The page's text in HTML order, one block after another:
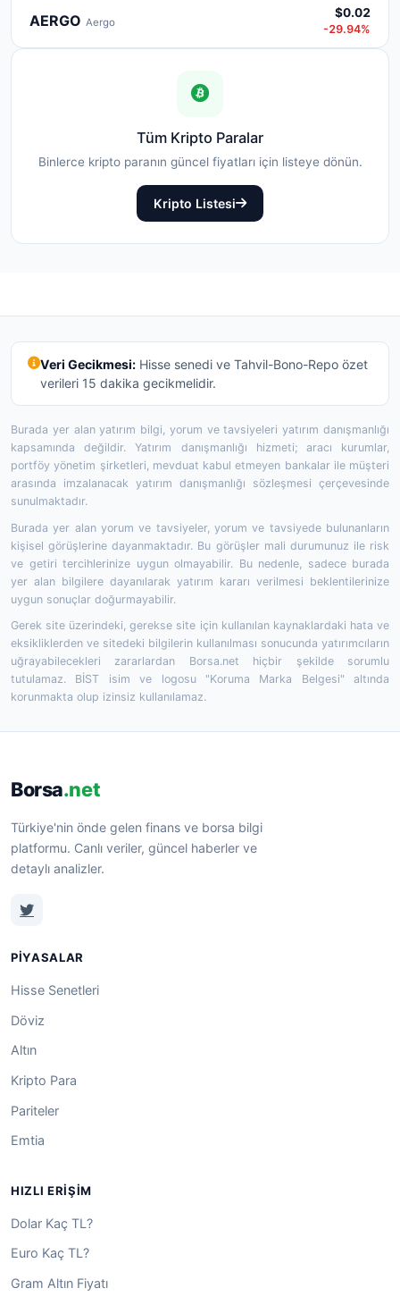
AERGO Aergo
$0.02
-29.94%
Tüm Kripto Paralar
Binlerce kripto paranın güncel fiyatları için listeye dönün.
Kripto Listesi
Veri Gecikmesi:Hisse senedi ve Tahvil-Bono-Repo özet
verileri 15 dakika gecikmelidir.
Burada yer alan yatırım bilgi, yorum ve tavsiyeleri yatırım danışmanlığı
kapsamında değildir. Yatırım danışmanlığı hizmeti; aracı kurumlar,
portföy yönetim şirketleri, mevduat kabul etmeyen bankalar ile müşteri
arasında imzalanacak yatırım danışmanlığı sözleşmesi çerçevesinde
sunulmaktadır.
Burada yer alan yorum ve tavsiyeler, yorum ve tavsiyede bulunanların
kişisel görüşlerine dayanmaktadır. Bu görüşler mali durumunuz ile risk
ve getiri tercihlerinize uygun olmayabilir. Bu nedenle, sadece burada
yer alan bilgilere dayanılarak yatırım kararı verilmesi beklentilerinize
uygun sonuçlar doğurmayabilir.
Gerek site üzerindeki, gerekse site için kullanılan kaynaklardaki hata ve
eksikliklerden ve sitedeki bilgilerin kullanılması sonucunda yatırımcıların
uğrayabilecekleri zararlardan Borsa.net hiçbir şekilde sorumlu
tutulamaz. BİST isim ve logosu "Koruma Marka Belgesi" altında
korunmakta olup izinsiz kullanılamaz.
Borsa.net
Türkiye'nin önde gelen finans ve borsa bilgi
platformu. Canlı veriler, güncel haberler ve
detaylı analizler.
PIYASALAR
Hisse Senetleri
Döviz
Altın
Kripto Para
Pariteler
Emtia
HIZLI ERIŞIM
Dolar Kaç TL?
Euro Kaç TL?
Gram Altın Fiyatı